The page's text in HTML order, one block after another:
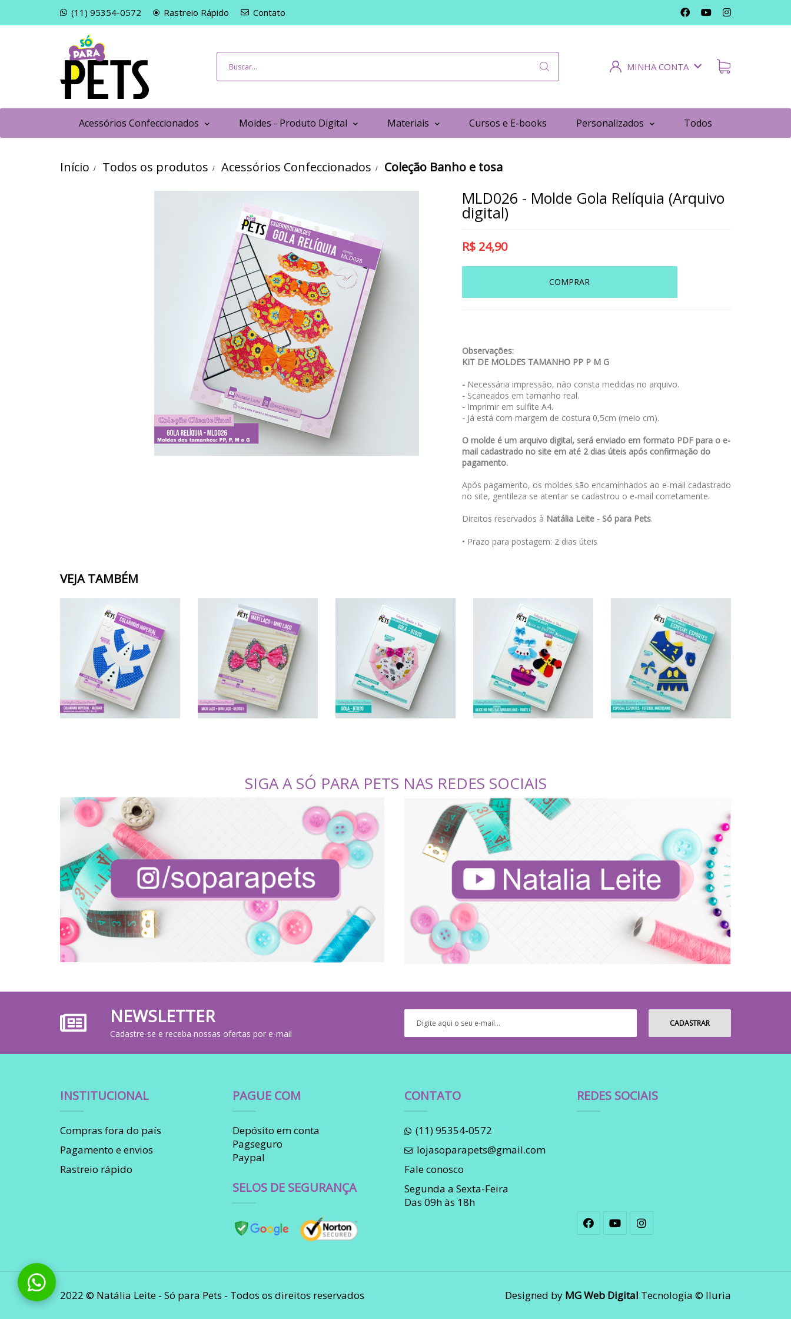
(11) 95354-0572 Rastreio Rápido Contato
MINHA CONTA
Acessórios Confeccionados Moldes - Produto Digital Materiais Cursos e E-books Personalizados Todos
Início Todos os produtos Acessórios Confeccionados Coleção Banho e tosa
MLD026 - Molde Gola Relíquia (Arquivo
digital)
R$ 24,90
COMPRAR
Observações:
KIT DE MOLDES TAMANHO PP P M G
-Necessária impressão, não consta medidas no arquivo.
-Scaneados em tamanho real.
- Imprimir em sulfite A4.
- Já está com margem de costura 0,5cm (meio cm).
O molde é um arquivo digital, será enviado em formato PDF para o e-
mail cadastrado no site em até 2 dias úteis após confirmação do
pagamento.
Após pagamento, os moldes são encaminhados ao e-mail cadastrado
no site, gentileza se atentar se cadastrou o e-mail corretamente.
Direitos reservados à Natália Leite - Só para Pets.
• Prazo para postagem: 2 dias úteis
VEJA TAMBÉM
SIGA A SÓ PARA PETS NAS REDES SOCIAIS
NEWSLETTER
Cadastre-se e receba nossas ofertas por e-mail
INSTITUCIONAL
Compras fora do país
Pagamento e envios
Rastreio rápido
PAGUE COM
Depósito em conta
Pagseguro
Paypal
SELOS DE SEGURANÇA
CONTATO
(11) 95354-0572
lojasoparapets@gmail.com
Fale conosco
Segunda a Sexta-Feira
Das 09h às 18h
REDES SOCIAIS
2022 © Natália Leite - Só para Pets - Todos os direitos reservados Designed by MG Web Digital Tecnologia © Iluria